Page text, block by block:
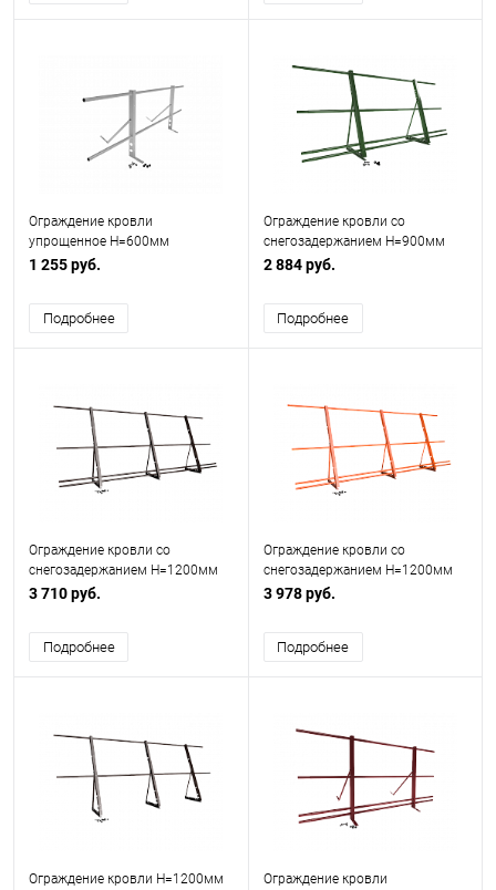
Ограждение кровли
упрощенное H=600мм
L=2000мм Эконом RAL 7004
1 255 руб.
Подробнее
Ограждение кровли со
снегозадержанием H=900мм
L=2000мм Zn RAL 6002
2 884 руб.
Подробнее
Ограждение кровли со
снегозадержанием H=1200мм
L=3000мм Эконом RAL 8017
3 710 руб.
Подробнее
Ограждение кровли со
снегозадержанием H=1200мм
L=3000мм Оптимальное RAL
3 978 руб.
Подробнее
Ограждение кровли H=1200мм
Ограждение кровли